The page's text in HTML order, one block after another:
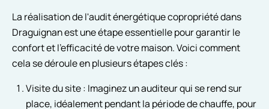
La réalisation de l'audit énergétique copropriété dans
Draguignan est une étape essentielle pour garantir le
confort et l'efficacité de votre maison. Voici comment
cela se déroule en plusieurs étapes clés :
Visite du site : Imaginez un auditeur qui se rend sur
place, idéalement pendant la période de chauffe, pour